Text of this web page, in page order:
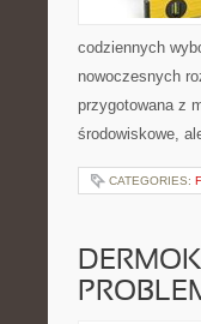
codziennych
nowoczesnych
przygotowana z
środowiskowe,
CATEGORIES: